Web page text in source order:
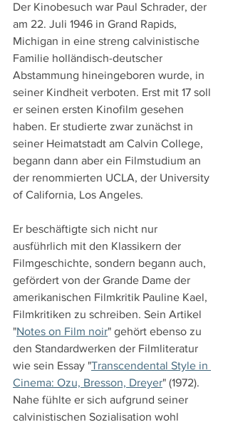
Der Kinobesuch war Paul Schrader, der
am 22. Juli 1946 in Grand Rapids,
Michigan in eine streng calvinistische
Familie holländisch-deutscher
Abstammung hineingeboren wurde, in
seiner Kindheit verboten. Erst mit 17 soll
er seinen ersten Kinofilm gesehen
haben. Er studierte zwar zunächst in
seiner Heimatstadt am Calvin College,
begann dann aber ein Filmstudium an
der renommierten UCLA, der University
of California, Los Angeles.
Er beschäftigte sich nicht nur
ausführlich mit den Klassikern der
Filmgeschichte, sondern begann auch,
gefördert von der Grande Dame der
amerikanischen Filmkritik Pauline Kael,
Filmkritiken zu schreiben. Sein Artikel
"Notes on Film noir" gehört ebenso zu
den Standardwerken der Filmliteratur
wie sein Essay "Transcendental Style in
Cinema: Ozu, Bresson, Dreyer" (1972).
Nahe fühlte er sich aufgrund seiner
calvinistischen Sozialisation wohl